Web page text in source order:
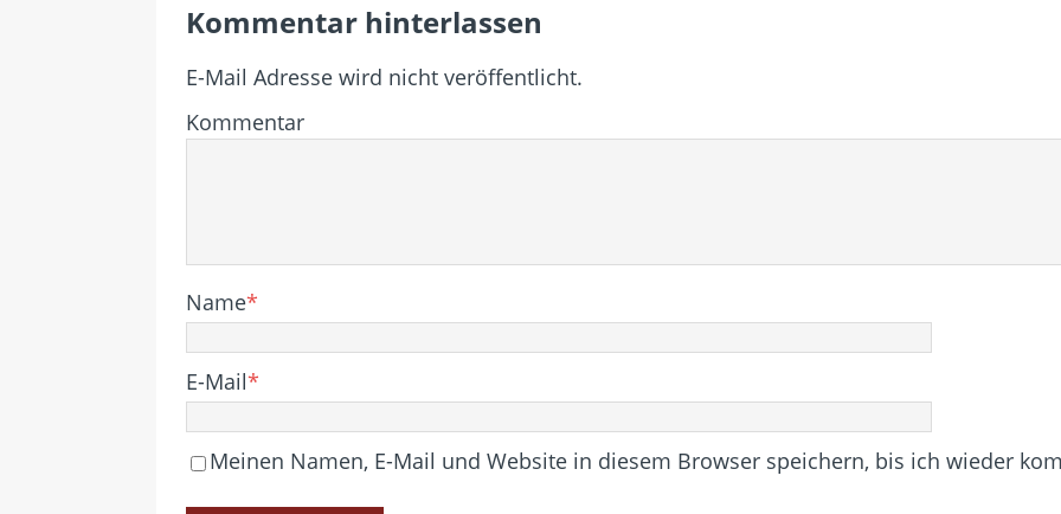
Kommentar hinterlassen
E-Mail Adresse wird nicht veröffentlicht.
Kommentar
Name*
E-Mail*
Meinen Namen, E-Mail und Website in diesem Browser speichern, bis ich wieder